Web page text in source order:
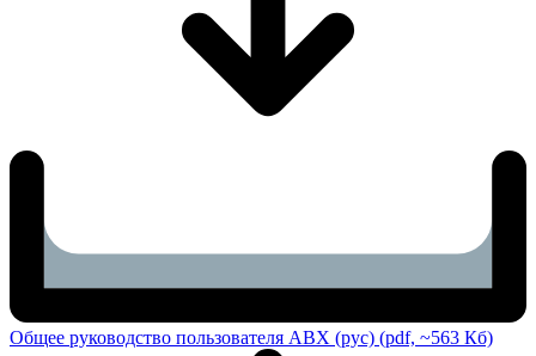
Общее руководство пользователя ABX (рус) (pdf, ~563 Кб)